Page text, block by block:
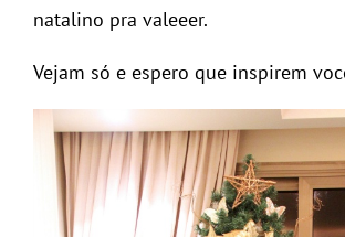
natalino pra valeeer.
Vejam só e espero que inspirem